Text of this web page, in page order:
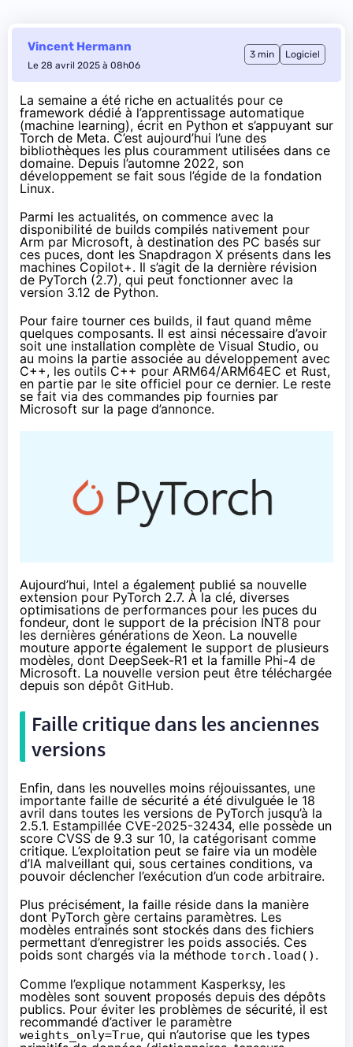
Vincent Hermann
Le 28 avril 2025 à 08h06
3 min Logiciel
La semaine a été riche en actualités pour ce
framework dédié à l’apprentissage automatique
(machine learning), écrit en Python et s’appuyant sur
Torch de Meta. C’est aujourd’hui l’une des
bibliothèques les plus couramment utilisées dans ce
domaine. Depuis l’automne 2022, son
développement se fait sous l’égide de la fondation
Linux.
Parmi les actualités, on commence avec la
disponibilité de builds compilés nativement pour
Arm par Microsoft, à destination des PC basés sur
ces puces, dont les Snapdragon X présents dans les
machines Copilot+. Il s’agit de la dernière révision
de PyTorch (2.7), qui peut fonctionner avec la
version 3.12 de Python.
Pour faire tourner ces builds, il faut quand même
quelques composants. Il est ainsi nécessaire d’avoir
soit une installation complète de Visual Studio, ou
au moins la partie associée au développement avec
C++, les outils C++ pour ARM64/ARM64EC et Rust,
en partie par le site officiel pour ce dernier. Le reste
se fait via des commandes pip fournies par
Microsoft sur la page d’annonce.
Aujourd’hui, Intel a également publié sa nouvelle
extension pour PyTorch 2.7. À la clé, diverses
optimisations de performances pour les puces du
fondeur, dont le support de la précision INT8 pour
les dernières générations de Xeon. La nouvelle
mouture apporte également le support de plusieurs
modèles, dont DeepSeek-R1 et la famille Phi-4 de
Microsoft. La nouvelle version peut être téléchargée
depuis son dépôt GitHub.
Faille critique dans les anciennes
versions
Enfin, dans les nouvelles moins réjouissantes, une
importante faille de sécurité a été divulguée le 18
avril dans toutes les versions de PyTorch jusqu’à la
2.5.1. Estampillée CVE-2025-32434, elle possède un
score CVSS de 9.3 sur 10, la catégorisant comme
critique. L’exploitation peut se faire via un modèle
d’IA malveillant qui, sous certaines conditions, va
pouvoir déclencher l’exécution d’un code arbitraire.
Plus précisément, la faille réside dans la manière
dont PyTorch gère certains paramètres. Les
modèles entrainés sont stockés dans des fichiers
permettant d’enregistrer les poids associés. Ces
poids sont chargés via la méthode torch.load() .
Comme l’explique notamment Kasperksy, les
modèles sont souvent proposés depuis des dépôts
publics. Pour éviter les problèmes de sécurité, il est
recommandé d’activer le paramètre
weights_only=True, qui n’autorise que les types